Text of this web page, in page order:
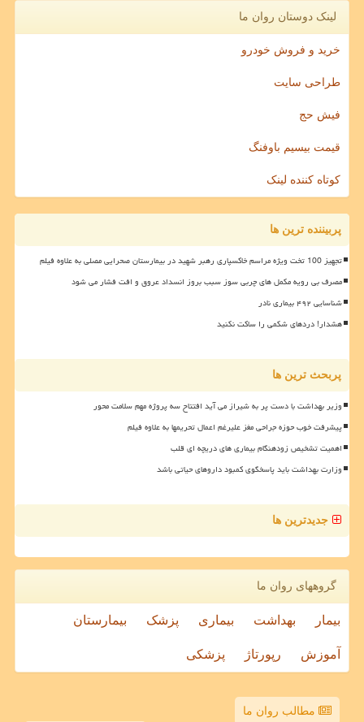
لینک دوستان روان ما
خرید و فروش خودرو
طراحی سایت
فیش حج
قیمت بیسیم باوفنگ
کوتاه کننده لینک
پربیننده ترین ها
تجهیز 100 تخت ویژه مراسم خاکسپاری رهبر شهید در بیمارستان صحرایی مصلی به علاوه فیلم
مصرف بی رویه مکمل های چربی سوز سبب بروز انسداد عروق و افت فشار می شود
شناسایی ۴۹۲ بیماری نادر
هشدار! دردهای شکمی را ساکت نکنید
پربحث ترین ها
وزیر بهداشت با دست پر به شیراز می آید افتتاح سه پروژه مهم سلامت محور
پیشرفت خوب حوزه جراحی مغز علیرغم اعمال تحریمها به علاوه فیلم
اهمیت تشخیص زودهنگام بیماری های دریچه ای قلب
وزارت بهداشت باید پاسخگوی کمبود داروهای حیاتی باشد
جدیدترین ها
گروههای روان ما
بیمار بهداشت بیماری پزشک بیمارستان
آموزش رپورتاژ پزشکی
مطالب روان ما